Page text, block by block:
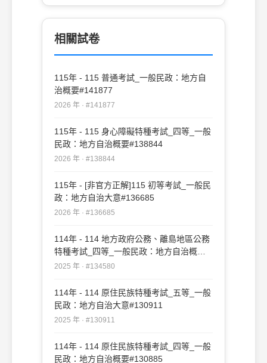
相關試卷
115年 - 115 普通考試_一般民政：地方自
治概要#141877
2026 年 · #141877
115年 - 115 身心障礙特種考試_四等_一般
民政：地方自治概要#138844
2026 年 · #138844
115年 - [非官方正解]115 初等考試_一般民
政：地方自治大意#136685
2026 年 · #136685
114年 - 114 地方政府公務、離島地區公務
特種考試_四等_一般民政：地方自治概要
#134580
2025 年 · #134580
114年 - 114 原住民族特種考試_五等_一般
民政：地方自治大意#130911
2025 年 · #130911
114年 - 114 原住民族特種考試_四等_一般
民政：地方自治概要#130885